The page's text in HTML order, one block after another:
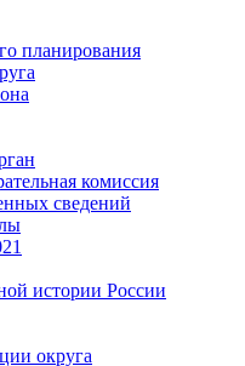
планирования
комиссия
сведений
истории России
округа